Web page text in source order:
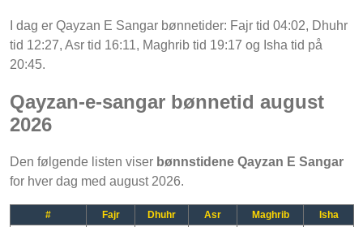
I dag er Qayzan E Sangar bønnetider: Fajr tid 04:02, Dhuhr
tid 12:27, Asr tid 16:11, Maghrib tid 19:17 og Isha tid på
20:45.
Qayzan-e-sangar bønnetid august
2026
Den følgende listen viser bønnstidene Qayzan E Sangar
for hver dag med august 2026.
# Fajr Dhuhr Asr Maghrib
Isha